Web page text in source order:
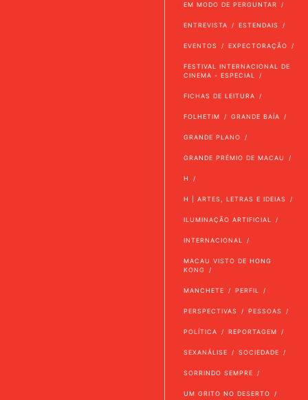
EM MODO DE PERGUNTAR
ENTREVISTA ESTENDAIS
EVENTOS EXPECTORAÇÃO
FESTIVAL INTERNACIONAL DE
CINEMA - ESPECIAL
FICHAS DE LEITURA
FOLHETIM GRANDE BAÍA
GRANDE PLANO
GRANDE PRÉMIO DE MACAU
H
H | ARTES, LETRAS E IDEIAS
ILUMINAÇÃO ARTIFICIAL
INTERNACIONAL
MACAU VISTO DE HONG
KONG
MANCHETE PERFIL
PERSPECTIVAS PESSOAS
POLÍTICA REPORTAGEM
SEXANÁLISE SOCIEDADE
SORRINDO SEMPRE
UM GRITO NO DESERTO